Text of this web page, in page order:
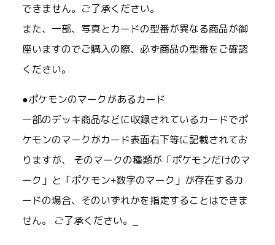
できません。ご了承ください。
また、一部、写真とカードの型番が異なる商品が御
座いますのでご購入の際、必ず商品の型番をご確認
ください。
●ポケモンのマークがあるカード
一部のデッキ商品などに収録されているカードでポ
ケモンのマークがカード表面右下等に記載されてお
りますが、 そのマークの種類が「ポケモンだけのマ
ーク」と「ポケモン+数字のマーク」が存在するカ
ードの場合、そのいずれかを指定することはできま
せん。 ご了承ください。_